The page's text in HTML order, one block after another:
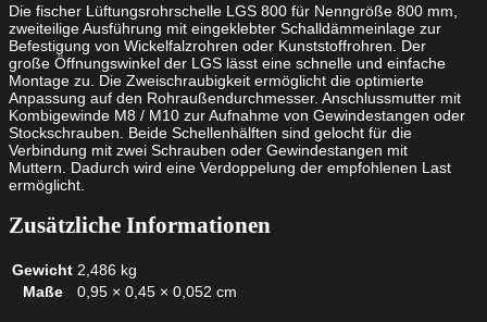
Die fischer Lüftungsrohrschelle LGS 800 für Nenngröße 800 mm,
zweiteilige Ausführung mit eingeklebter Schalldämmeinlage zur
Befestigung von Wickelfalzrohren oder Kunststoffrohren. Der
große Öffnungswinkel der LGS lässt eine schnelle und einfache
Montage zu. Die Zweischraubigkeit ermöglicht die optimierte
Anpassung auf den Rohraußendurchmesser. Anschlussmutter mit
Kombigewinde M8 / M10 zur Aufnahme von Gewindestangen oder
Stockschrauben. Beide Schellenhälften sind gelocht für die
Verbindung mit zwei Schrauben oder Gewindestangen mit
Muttern. Dadurch wird eine Verdoppelung der empfohlenen Last
ermöglicht.
Zusätzliche Informationen
Gewicht 2,486 kg
Maße
0,95 × 0,45 × 0,052 cm